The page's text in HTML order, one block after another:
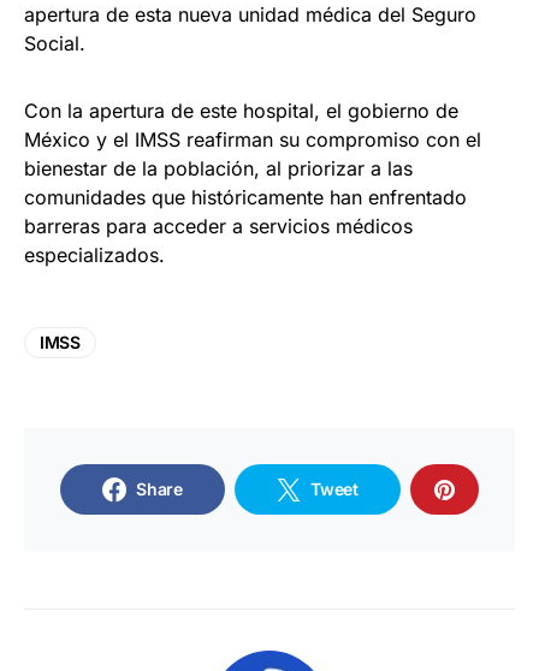
apertura de esta nueva unidad médica del Seguro
Social.
Con la apertura de este hospital, el gobierno de
México y el IMSS reafirman su compromiso con el
bienestar de la población, al priorizar a las
comunidades que históricamente han enfrentado
barreras para acceder a servicios médicos
especializados.
IMSS
Share Tweet